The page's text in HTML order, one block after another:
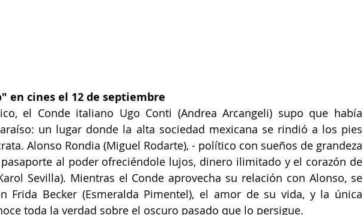
en cines el 12 de septiembre
el Conde italiano Ugo Conti (Andrea Arcangeli) supo que había
un lugar donde la alta sociedad mexicana se rindió a los pies
Alonso Rondia (Miguel Rodarte), - político con sueños de grandeza
al poder ofreciéndole lujos, dinero ilimitado y el corazón de
Sevilla). Mientras el Conde aprovecha su relación con Alonso, se
Frida Becker (Esmeralda Pimentel), el amor de su vida, y la única
toda la verdad sobre el oscuro pasado que lo persigue.